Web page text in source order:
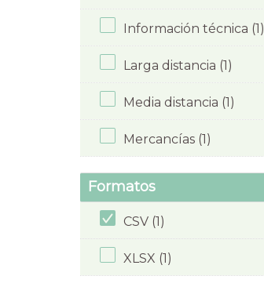
Información técnica (1)
Larga distancia (1)
Media distancia (1)
Mercancías (1)
Formatos
CSV (1)
XLSX (1)